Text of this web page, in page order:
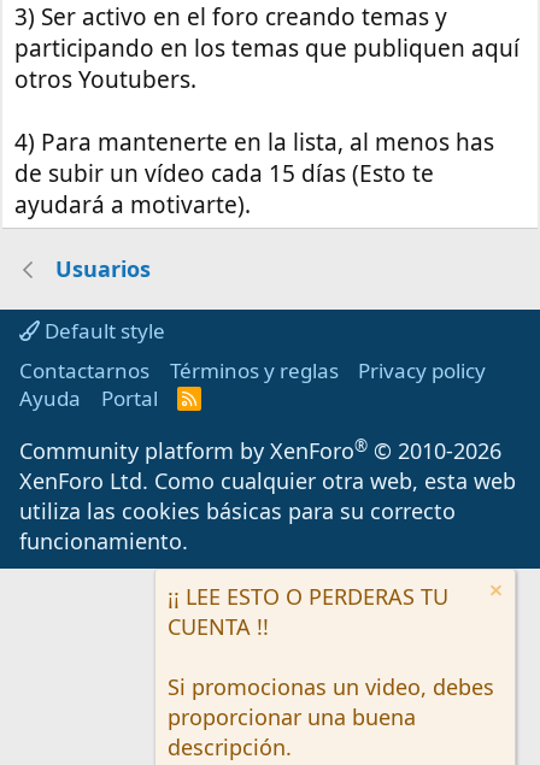
3) Ser activo en el foro creando temas y
participando en los temas que publiquen aquí
otros Youtubers.
4) Para mantenerte en la lista, al menos has
de subir un vídeo cada 15 días (Esto te
ayudará a motivarte).
Usuarios
Default style
Contactarnos
Términos y reglas
Privacy policy
Ayuda
Portal
R
S
Community platform by XenForo® © 2010-2026
XenForo Ltd. Como cualquier otra web, esta web
utiliza las cookies básicas para su correcto
funcionamiento.
¡¡ LEE ESTO O PERDERAS TU
CUENTA !!
Si promocionas un video, debes
proporcionar una buena
descripción.